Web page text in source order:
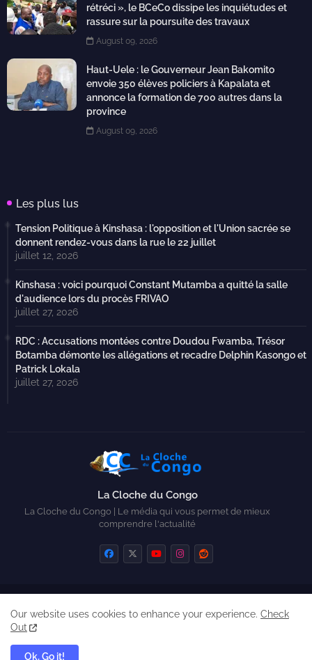
rétréci », le BCeCo dissipe les inquiétudes et
rassure sur la poursuite des travaux
August 09, 2026
Haut-Uele : le Gouverneur Jean Bakomito
envoie 350 élèves policiers à Kapalata et
annonce la formation de 700 autres dans la
province
August 09, 2026
Les plus lus
Tension Politique à Kinshasa : l'opposition et l'Union sacrée se
donnent rendez-vous dans la rue le 22 juillet
juillet 12, 2026
Kinshasa : voici pourquoi Constant Mutamba a quitté la salle
d'audience lors du procès FRIVAO
juillet 27, 2026
RDC : Accusations montées contre Doudou Fwamba, Trésor
Botamba démonte les allégations et recadre Delphin Kasongo et
Patrick Lokala
juillet 27, 2026
La Cloche du Congo
La Cloche du Congo | Le média qui vous permet de mieux
comprendre l'actualité
Our website uses cookies to enhance your experience. Check
Out
Ok, Go it!